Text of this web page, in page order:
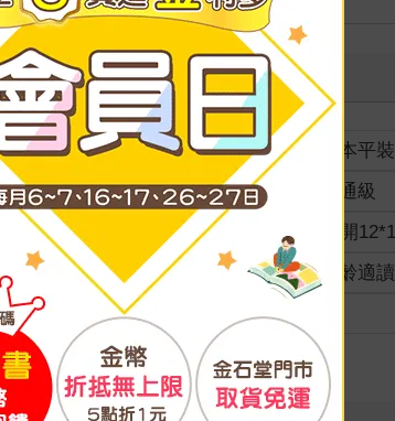
裝訂
紙本平裝
分級
普通級
商品規格
36開
適讀年齡
全齡適讀